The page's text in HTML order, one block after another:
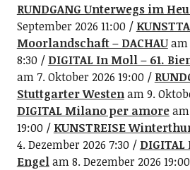
RUNDGANG Unterwegs im
September 2026 11:00
Moorlandschaft – DACHAUam
8:30
DIGITAL In Moll – 61.
am 7. Oktober 2026 19:00
Stuttgarter Westenam 9.
DIGITAL Milano per amoream
19:00
KUNSTREISE
4. Dezember 2026 7:30
Engelam 8. Dezember 2026 19:00